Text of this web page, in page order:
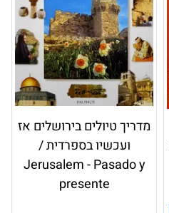
מדריך טיולים בירושלים אז
ועכשיו בספרדית /
Jerusalem - Pasado y
presente